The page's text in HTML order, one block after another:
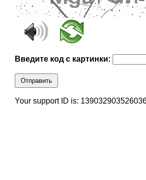
Введите код с картинки:
Отправить
Your support ID is: